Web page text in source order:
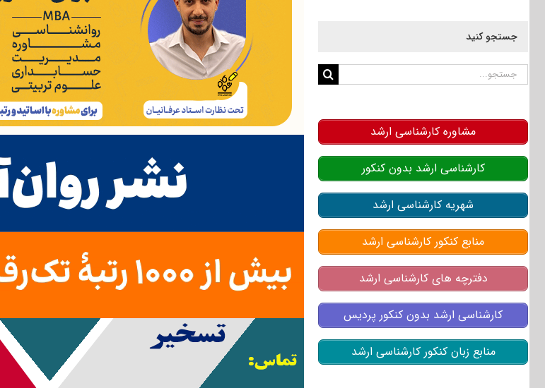
جستجو کنید
جستجو
مشاوره کارشناسی ارشد
کارشناسی ارشد بدون کنکور
شهریه کارشناسی ارشد
منابع کنکور کارشناسی ارشد
دفترچه های کارشناسی ارشد
کارشناسی ارشد بدون کنکور پردیس
منابع زبان کنکور کارشناسی ارشد